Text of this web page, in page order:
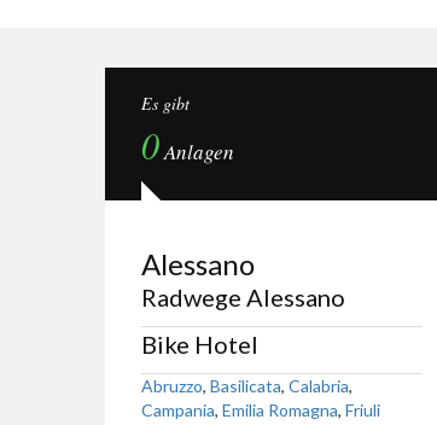
Es gibt
0Anlagen
Alessano
Radwege Alessano
Bike Hotel
Abruzzo, Basilicata, Calabria,
Campania, Emilia Romagna, Friuli